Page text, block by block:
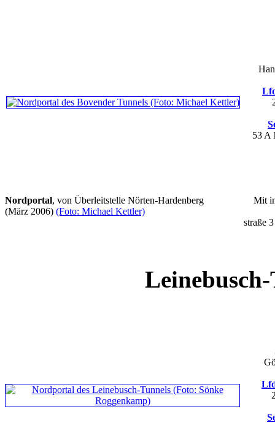
53 A
Nordportal, von Überleitstelle Nörten-Hardenberg
(März 2006) (Foto: Michael Kettler)
Mit
straße